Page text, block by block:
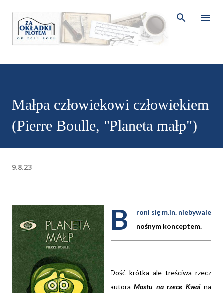
Przejdź do głównej zawartości
Małpa człowiekowi człowiekiem
(Pierre Boulle, "Planeta małp")
9.8.23
B
roni się m.in. niebywale
nośnym konceptem.
Dość krótka ale treściwa rzecz
autoraMostu na rzece Kwaina